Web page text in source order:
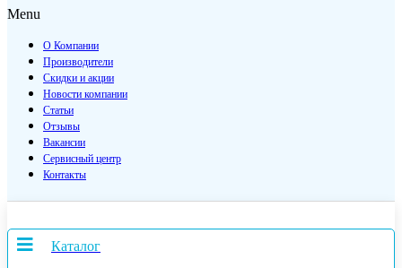
Menu
О Компании
Производители
Скидки и акции
Новости компании
Статьи
Отзывы
Вакансии
Сервисный центр
Контакты
Каталог